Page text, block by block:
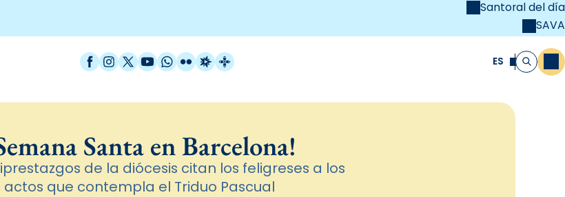
Santoral del día
SAVA
Facebook
Instagram
X / Twitter
YouTube
WhatsApp
FlickrRadio Estel
Catalunya Cristiana ES Buscar
Santa en Barcelona!
de la diócesis citan los feligreses a los
que contempla el Triduo Pascual